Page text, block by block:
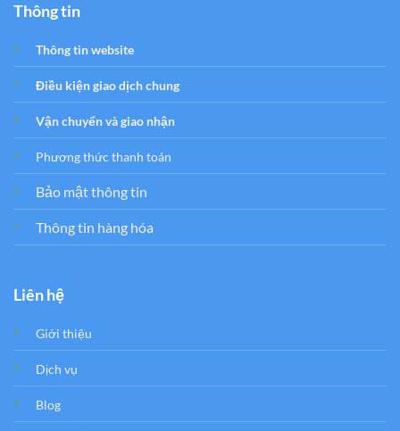
Thông tin
Thông tin website
Điều kiện giao dịch chung
Vận chuyển và giao nhận
Phương thức thanh toán
Bảo mật thông tin
Thông tin hàng hóa
Liên hệ
Giới thiệu
Dịch vụ
Blog